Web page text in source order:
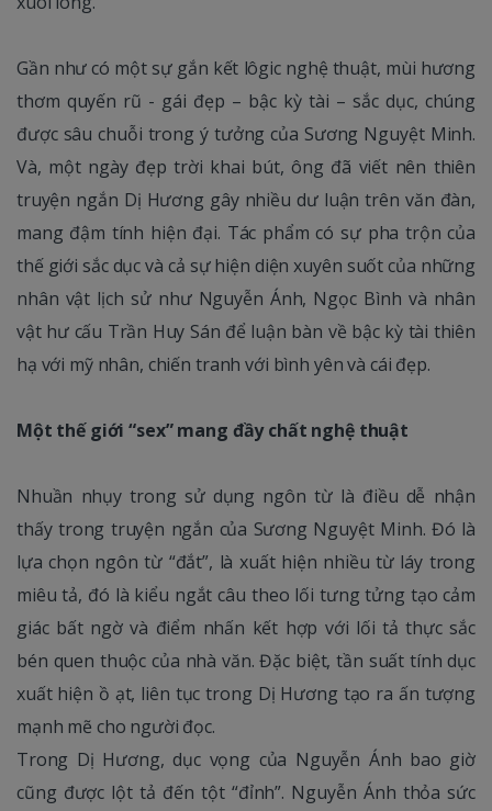
Gần như có một sự gắn kết lôgic nghệ thuật, mùi hương
thơm quyến rũ - gái đẹp – bậc kỳ tài – sắc dục, chúng
được sâu chuỗi trong ý tưởng của Sương Nguyệt Minh.
Và, một ngày đẹp trời khai bút, ông đã viết nên thiên
truyện ngắn Dị Hương gây nhiều dư luận trên văn đàn,
mang đậm tính hiện đại. Tác phẩm có sự pha trộn của
thế giới sắc dục và cả sự hiện diện xuyên suốt của những
nhân vật lịch sử như Nguyễn Ánh, Ngọc Bình và nhân
vật hư cấu Trần Huy Sán để luận bàn về bậc kỳ tài thiên
hạ với mỹ nhân, chiến tranh với bình yên và cái đẹp.
Một thế giới “sex” mang đầy chất nghệ thuật
Nhuần nhụy trong sử dụng ngôn từ là điều dễ nhận
thấy trong truyện ngắn của Sương Nguyệt Minh. Đó là
lựa chọn ngôn từ “đắt”, là xuất hiện nhiều từ láy trong
miêu tả, đó là kiểu ngắt câu theo lối tưng tửng tạo cảm
giác bất ngờ và điểm nhấn kết hợp với lối tả thực sắc
bén quen thuộc của nhà văn. Đặc biệt, tần suất tính dục
xuất hiện ồ ạt, liên tục trong Dị Hương tạo ra ấn tượng
mạnh mẽ cho người đọc.
Trong Dị Hương, dục vọng của Nguyễn Ánh bao giờ
cũng được lột tả đến tột “đỉnh”. Nguyễn Ánh thỏa sức